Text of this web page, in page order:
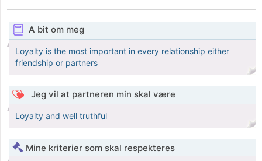
A bit om meg
Loyalty is the most important in every relationship either
friendship or partners
Jeg vil at partneren min skal være
Loyalty and well truthful
Mine kriterier som skal respekteres